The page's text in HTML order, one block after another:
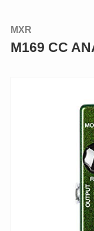
MXR
M169 CC